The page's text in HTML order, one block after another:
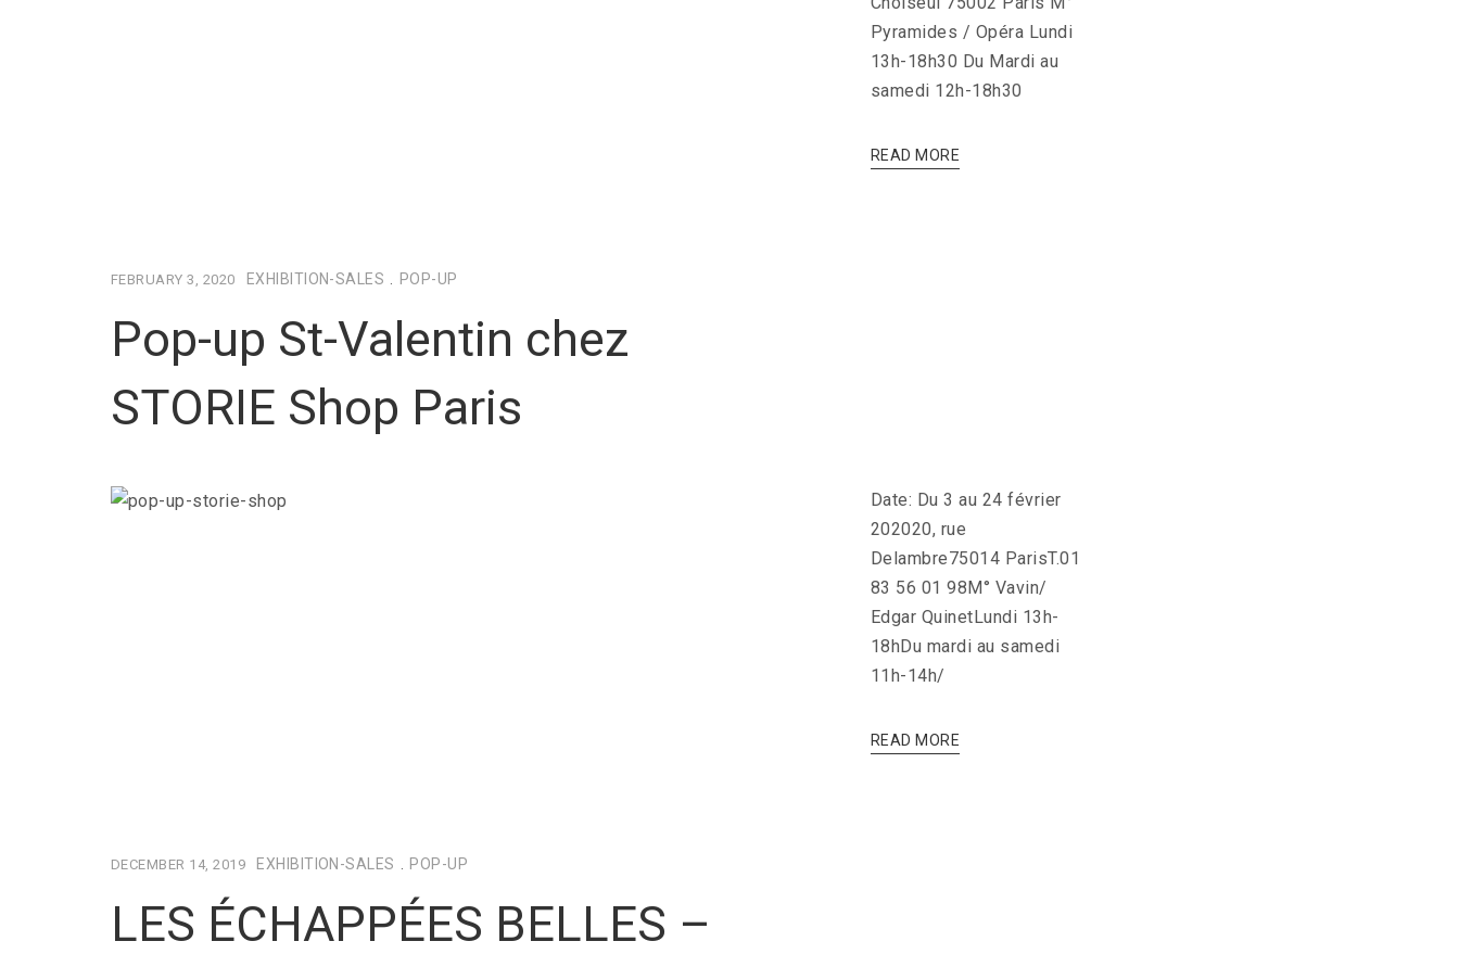
Pyramides / Opéra Lundi
13h-18h30 Du Mardi au
samedi 12h-18h30
READ MORE
FEBRUARY 3, 2020 EXHIBITION-SALES POP-UP
Pop-up St-Valentin chez
STORIE Shop Paris
Date: Du 3 au 24 février
202020, rue
Delambre75014 ParisT.01
83 56 01 98M° Vavin/
Edgar QuinetLundi 13h-
18hDu mardi au samedi
11h-14h/
READ MORE
DECEMBER 14, 2019 EXHIBITION-SALES POP-UP
LES ÉCHAPPÉES BELLES –